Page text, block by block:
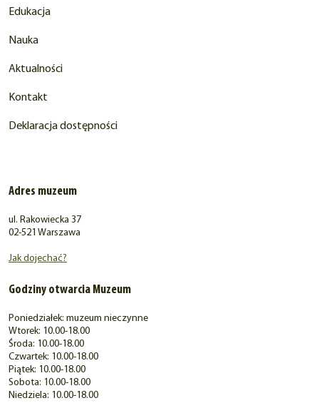
Edukacja
Nauka
Aktualności
Kontakt
Deklaracja dostępności
Adres muzeum
ul. Rakowiecka 37
02-521 Warszawa
Jak dojechać?
Godziny otwarcia Muzeum
Poniedziałek: muzeum nieczynne
Wtorek: 10.00-18.00
Środa: 10.00-18.00
Czwartek: 10.00-18.00
Piątek: 10.00-18.00
Sobota: 10.00-18.00
Niedziela: 10.00-18.00